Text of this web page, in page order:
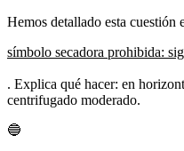
Hemos detallado esta cuestión
símbolo secadora prohibida:
. Explica qué hacer: en
centrifugado moderado.
🔵